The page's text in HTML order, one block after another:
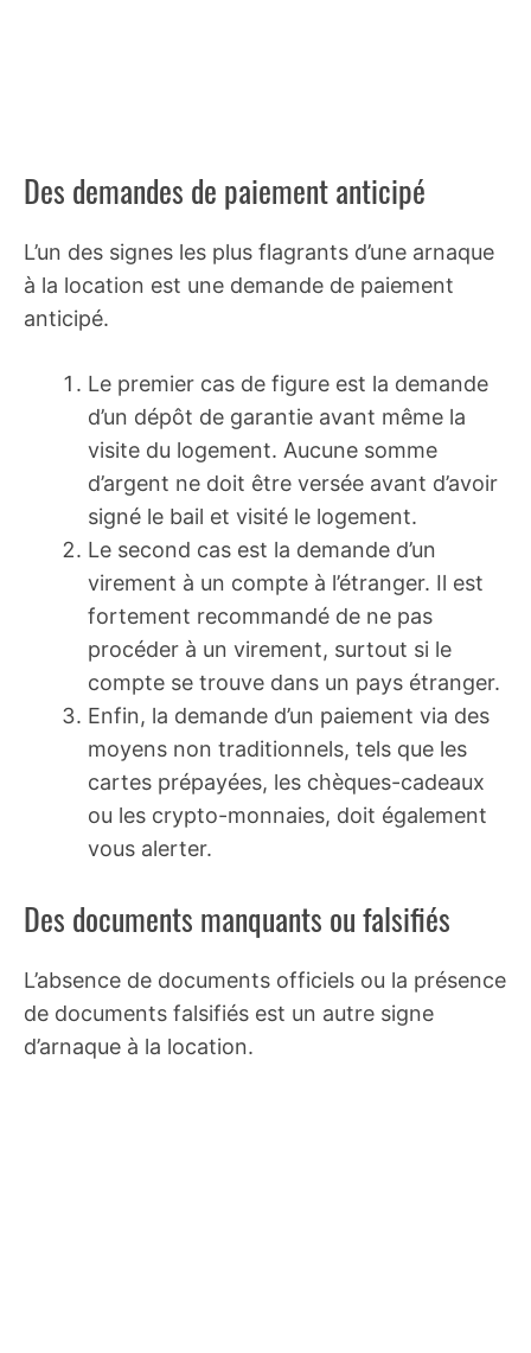
Des demandes de paiement anticipé
L’un des signes les plus flagrants d’une arnaque
à la location est une demande de paiement
anticipé.
Le premier cas de figure est la demande
d’un dépôt de garantie avant même la
visite du logement. Aucune somme
d’argent ne doit être versée avant d’avoir
signé le bail et visité le logement.
Le second cas est la demande d’un
virement à un compte à l’étranger. Il est
fortement recommandé de ne pas
procéder à un virement, surtout si le
compte se trouve dans un pays étranger.
Enfin, la demande d’un paiement via des
moyens non traditionnels, tels que les
cartes prépayées, les chèques-cadeaux
ou les crypto-monnaies, doit également
vous alerter.
Des documents manquants ou falsifiés
L’absence de documents officiels ou la présence
de documents falsifiés est un autre signe
d’arnaque à la location.